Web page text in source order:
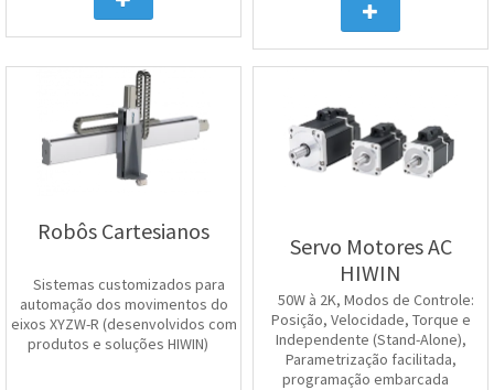
Robôs Cartesianos
Sistemas customizados para
automação dos movimentos do
eixos XYZW-R (desenvolvidos com
produtos e soluções HIWIN)
Servo Motores AC
HIWIN
50W à 2K, Modos de Controle:
Posição, Velocidade, Torque e
Independente (Stand-Alone),
Parametrização facilitada,
programação embarcada